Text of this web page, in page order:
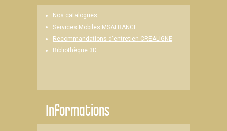
Nos catalogues
Services Mobiles MSAFRANCE
Recommandations d'entretien CREALIGNE
Bibliothèque 3D
Informations